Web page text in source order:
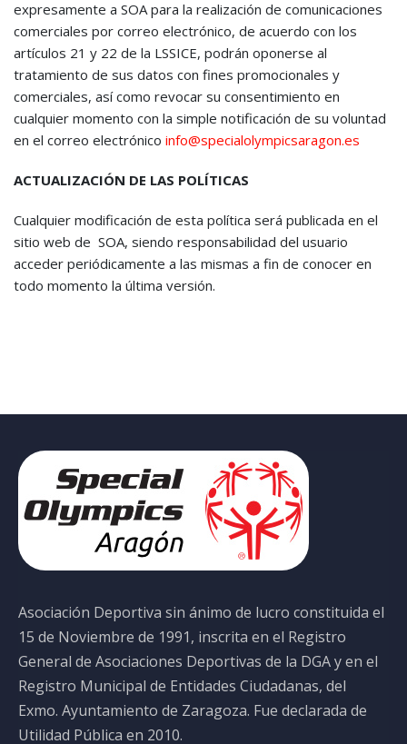
expresamente a SOA para la realización de comunicaciones
comerciales por correo electrónico, de acuerdo con los
artículos 21 y 22 de la LSSICE, podrán oponerse al
tratamiento de sus datos con fines promocionales y
comerciales, así como revocar su consentimiento en
cualquier momento con la simple notificación de su voluntad
en el correo electrónico info@specialolympicsaragon.es
ACTUALIZACIÓN DE LAS POLÍTICAS
Cualquier modificación de esta política será publicada en el
sitio web de SOA, siendo responsabilidad del usuario
acceder periódicamente a las mismas a fin de conocer en
todo momento la última versión.
Asociación Deportiva sin ánimo de lucro constituida el
15 de Noviembre de 1991, inscrita en el Registro
General de Asociaciones Deportivas de la DGA y en el
Registro Municipal de Entidades Ciudadanas, del
Exmo. Ayuntamiento de Zaragoza. Fue declarada de
Utilidad Pública en 2010.